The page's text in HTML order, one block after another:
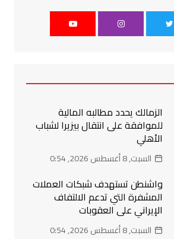
الزمالك يحدد مطالبه المالية
للموافقة على انتقال بيزيرا لشباب
الأهلي
السبت, 8 أغسطس 2026, 0:54
واشنطن تستهدف شبكات العملات
المشفرة التي تدعم الالتفاف
الإيراني على العقوبات
السبت, 8 أغسطس 2026, 0:54